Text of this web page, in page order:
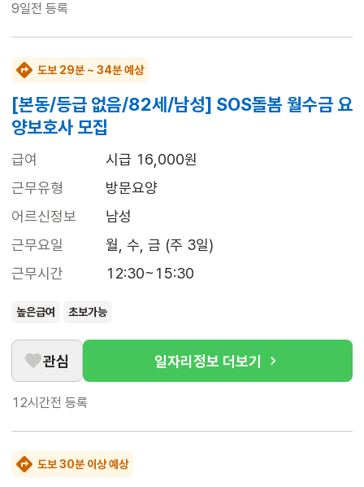
9일전 등록
도보 29분 ~ 34분 예상
[본동/등급 없음/82세/남성] SOS돌봄 월수금 요
양보호사 모집
급여
시급 16,000원
근무유형
방문요양
어르신정보
남성
근무요일
월, 수, 금 (주 3일)
근무시간
12:30~15:30
높은급여 초보가능
관심 일자리정보 더보기
12시간전 등록
도보 30분 이상 예상